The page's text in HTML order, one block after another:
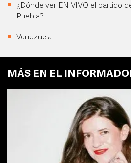
¿Dónde ver EN VIVO el partido
Puebla?
Venezuela
MÁS EN EL